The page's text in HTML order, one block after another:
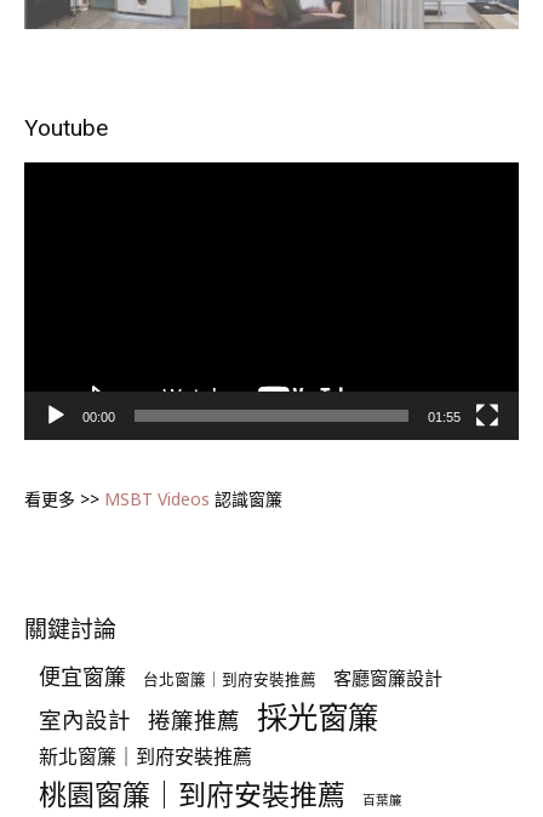
Youtube
00:00 01:55
看更多 >> MSBT Videos 認識窗簾
關鍵討論
便宜窗簾 台北窗簾｜到府安裝推薦 客廳窗簾設計
室內設計 捲簾推薦 採光窗簾
新北窗簾｜到府安裝推薦
桃園窗簾｜到府安裝推薦 百葉簾